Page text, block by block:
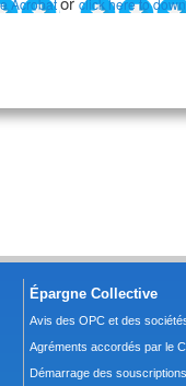
Épargne Collective
Avis des OPC et des
Agréments accordés par le
Démarrage des souscriptions